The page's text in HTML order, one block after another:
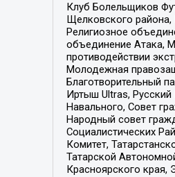
Клуб Болельщиков
Щелковского района,
Религиозное
объединение Атака,
противодействии
Молодежная
Благотворительный
Иртыш Ultras,
Навального, Совет
Народный совет
Социалистических
Комитет,
Татарской
Красноярского края,